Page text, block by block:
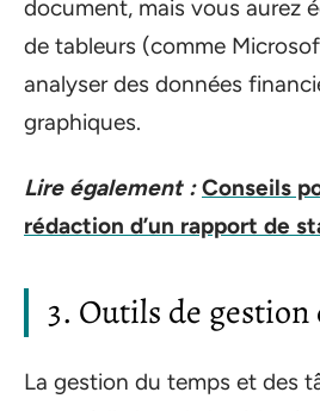
document, mais vous aurez
de tableurs (comme
analyser des données
graphiques.
Lire également : Conseils
rédaction d’un rapport de
3. Outils de
La gestion du temps et des